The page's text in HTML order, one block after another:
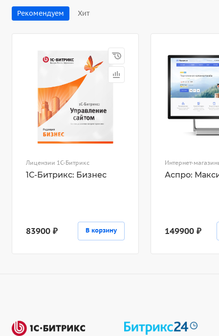
Рекомендуем Хит
Лицензии 1С-Битрикс
1С-Битрикс: Бизнес
83900 ₽ В корзину
Интернет-
Аспро:
149900 ₽